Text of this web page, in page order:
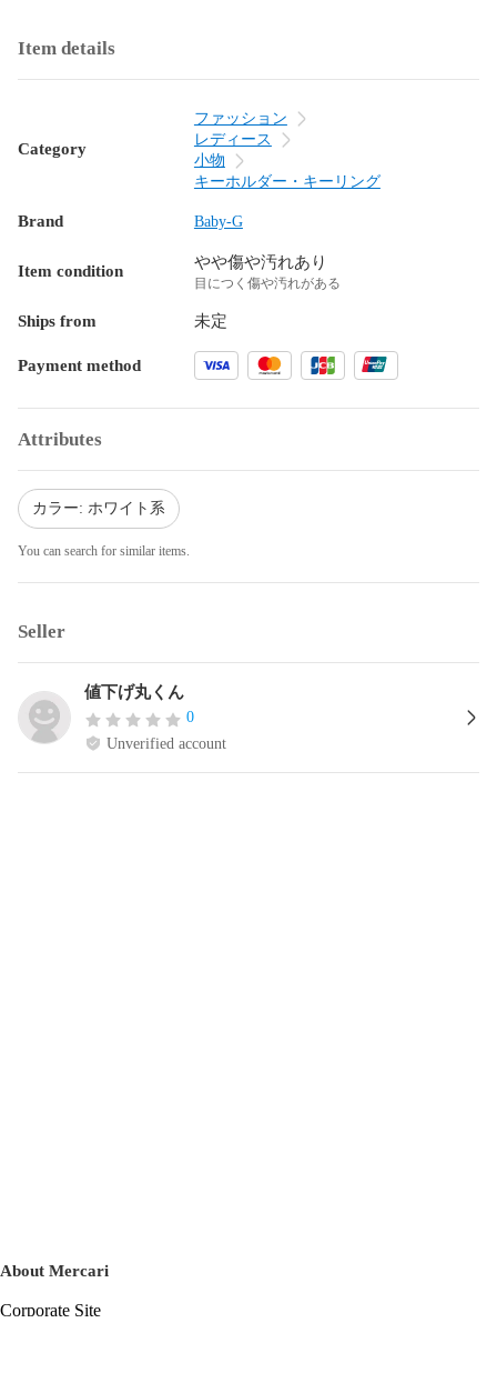
Item details
Category
ファッション
レディース
小物
キーホルダー・キーリング
Brand Baby-G
Item condition やや傷や汚れあり
目につく傷や汚れがある
Ships from 未定
Payment method
Attributes
カラー: ホワイト系
You can search for similar items.
Seller
値下げ丸くん
0
Unverified account
About Mercari
Corporate Site